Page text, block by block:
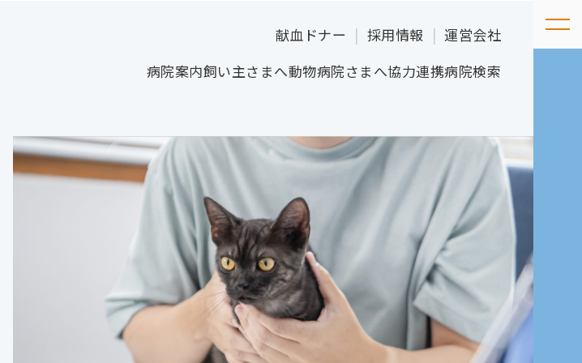
献血ドナー 採用情報
運営会社
病院案内飼い主さまへ動物病院さまへ協力連携病院検索